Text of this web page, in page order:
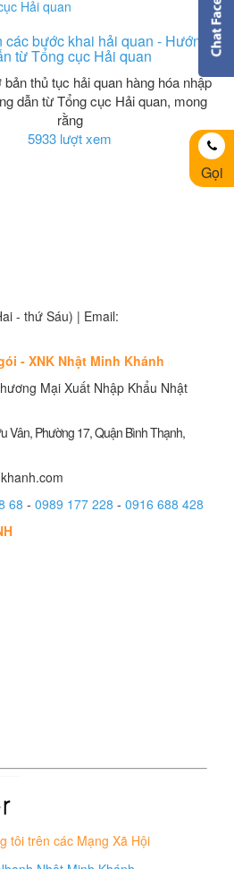
bước khai hải quan - Hướng
từ Tổng cục Hải quan
thủ tục hải quan hàng hóa nhập
dẫn từ Tổng cục Hải quan, mong
rằng
5933 lượt xem
- thứ Sáu) | Email:
- XNK Nhật Minh Khánh
Mại Xuất Nhập Khẩu Nhật
Vân, Phường 17, Quận Bình Thạnh,
68 - 0989 177 228 - 0916 688 428
tôi trên các Mạng Xã Hội
Gọi